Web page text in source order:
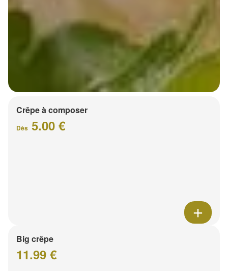
Crêpe à composer
Dès 5.00 €
Big crêpe
11.99 €